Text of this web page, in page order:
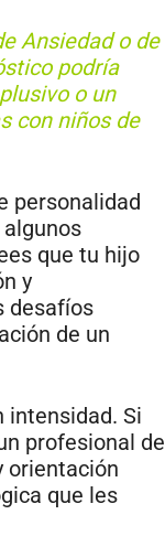
Ansiedad o de
podría
o un
con niños de
personalidad
que tu hijo
y
desafíos
de un
intensidad. Si
profesional de
orientación
que les